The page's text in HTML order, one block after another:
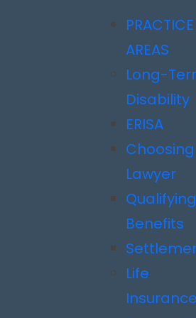
PRACTICE
AREAS
Long-
Disability
ERISA
Lawyer
Benefits
Life
Page